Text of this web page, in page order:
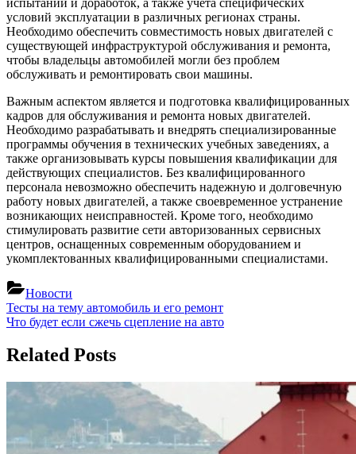
условий эксплуатации в различных регионах страны.
Необходимо обеспечить совместимость новых двигателей с
существующей инфраструктурой обслуживания и ремонта,
чтобы владельцы автомобилей могли без проблем
обслуживать и ремонтировать свои машины.
Важным аспектом является и подготовка квалифицированных
кадров для обслуживания и ремонта новых двигателей.
Необходимо разрабатывать и внедрять специализированные
программы обучения в технических учебных заведениях, а
также организовывать курсы повышения квалификации для
действующих специалистов. Без квалифицированного
персонала невозможно обеспечить надежную и долговечную
работу новых двигателей, а также своевременное устранение
возникающих неисправностей. Кроме того, необходимо
стимулировать развитие сети авторизованных сервисных
центров, оснащенных современным оборудованием и
укомплектованных квалифицированными специалистами.
Новости
Навигация
по
записям
Previous
Post:
Тесты на тему автомобиль и его ремонт
Next
Что будет если сжечь сцепление на авто
Related Posts